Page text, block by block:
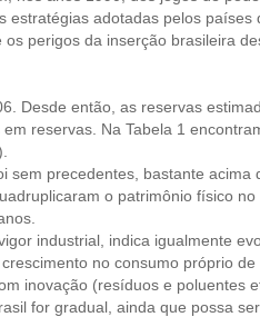
adotadas pelos países
perigos da inserção brasileira
Desde então, as reservas
reservas. Na Tabela 1
precedentes, bastante acima
o patrimônio físico
industrial, indica igualmente
no consumo próprio
inovação (resíduos e poluentes
for gradual, ainda que possa